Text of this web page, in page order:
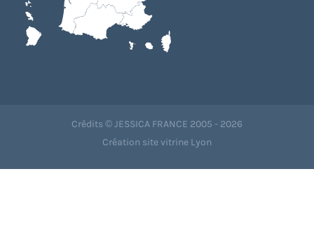
Crédits © JESSICA FRANCE 2005 - 2026
Création site vitrine Lyon